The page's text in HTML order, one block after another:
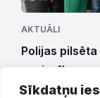
Sīkdatņu
AKTUĀLI
Polijas
apvienības
5. augusts, 2026.